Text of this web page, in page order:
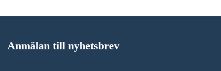
Anmälan till nyhetsbrev